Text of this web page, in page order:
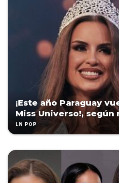
¡Este año Paraguay
Miss Universo!, según
LN POP